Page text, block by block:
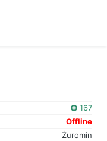
167
Offline
Żuromin